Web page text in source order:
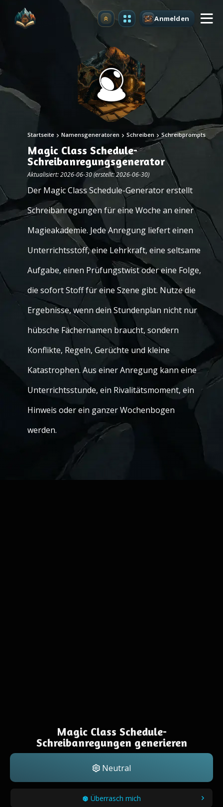
Upgrade Anmelden
Startseite Namensgeneratoren Schreiben Schreibprompts
Magic Class Schedule-
Schreibanregungsgenerator
Aktualisiert: 2026-06-30 (erstellt: 2026-06-30)
Der Magic Class Schedule-Generator erstellt
Schreibanregungen für eine Woche an einer
Magieakademie. Jede Anregung liefert einen
Unterrichtsstoff, eine Lehrkraft, eine seltsame
Aufgabe, einen Prüfungstwist oder eine Folge,
die sofort Stoff für eine Szene gibt. Nutze die
Ergebnisse, wenn dein Stundenplan nicht nur
hübsche Fächernamen braucht, sondern
Konflikte, Regeln, Gerüchte und kleine
Katastrophen. Aus einer Anregung kann eine
Unterrichtsstunde, ein Rivalitätsmoment, ein
Hinweis oder ein ganzer Wochenbogen
werden.
Magic Class Schedule-
Schreibanregungen generieren
Neutral
Überrasch mich